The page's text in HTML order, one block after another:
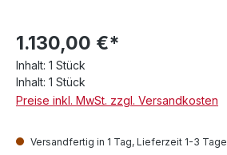
1.130,00 €*
Inhalt: 1 Stück
Inhalt: 1 Stück
Preise inkl. MwSt. zzgl. Versandkosten
Versandfertig in 1 Tag, Lieferzeit 1-3 Tage